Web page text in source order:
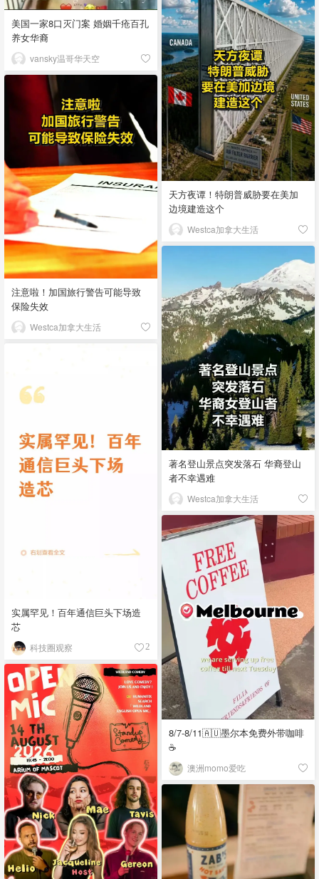
美国一家8口灭门案 婚姻千疮百孔
养女华裔
vansky温哥华天空
天方夜谭！特朗普威胁要在美加
边境建造这个
Westca加拿大生活
注意啦！加国旅行警告可能导致
保险失效
Westca加拿大生活
著名登山景点突发落石 华裔登山
者不幸遇难
Westca加拿大生活
实属罕见！百年通信巨头下场造
芯
科技圈观察 2
8/7-8/11🇦🇺墨尔本免费外带咖啡
☕
澳洲momo爱吃